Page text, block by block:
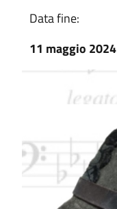
Data fine:
11 maggio 2024